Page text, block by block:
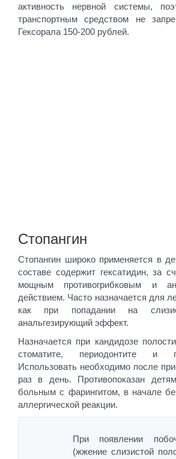
активность нервной системы,
транспортным средством не
Гексорала 150-200 рублей.
Стопангин
Стопангин широко применяется в
составе содержит гексатидин, за
мощным противогрибковым и
действием. Часто назначается для
как при попадании на
анальгезирующий эффект.
Назначается при кандидозе
стоматите, периодонтите и
Использовать необходимо после
раз в день. Противопоказан
больным с фарингитом, в начале
аллергической реакции.
При появлении
(жжение слизистой